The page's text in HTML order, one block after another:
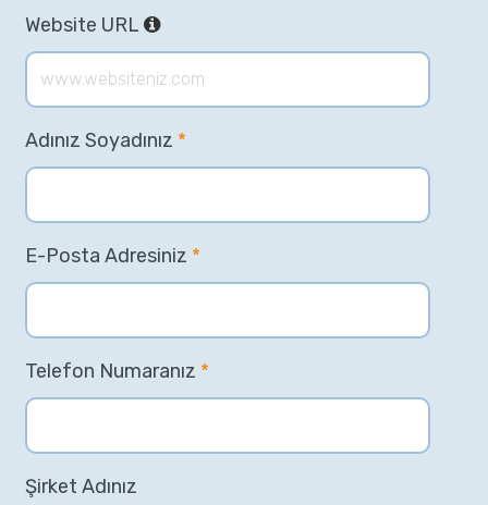
Website URL
Adınız Soyadınız *
E-Posta Adresiniz *
Telefon Numaranız *
Şirket Adınız